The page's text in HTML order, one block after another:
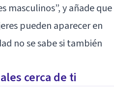
masculinos”, y añade que
pueden aparecer en
no se sabe si también
cerca de ti